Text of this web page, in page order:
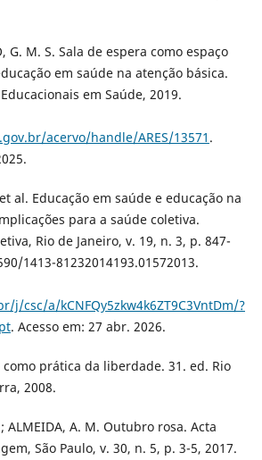
G. M. S. Sala de espera como espaço
em saúde na atenção básica.
em Saúde, 2019.
acervo/handle/ARES/13571 .
et al. Educação em saúde e educação na
para a saúde coletiva.
Rio de Janeiro, v. 19, n. 3, p. 847-
1413-81232014193.01572013.
j/csc/a/kCNFQy5zkw4k6ZT9C3VntDm/?
. Acesso em: 27 abr. 2026.
como prática da liberdade. 31. ed. Rio
2008.
ALMEIDA, A. M. Outubro rosa. Acta
São Paulo, v. 30, n. 5, p. 3-5, 2017.